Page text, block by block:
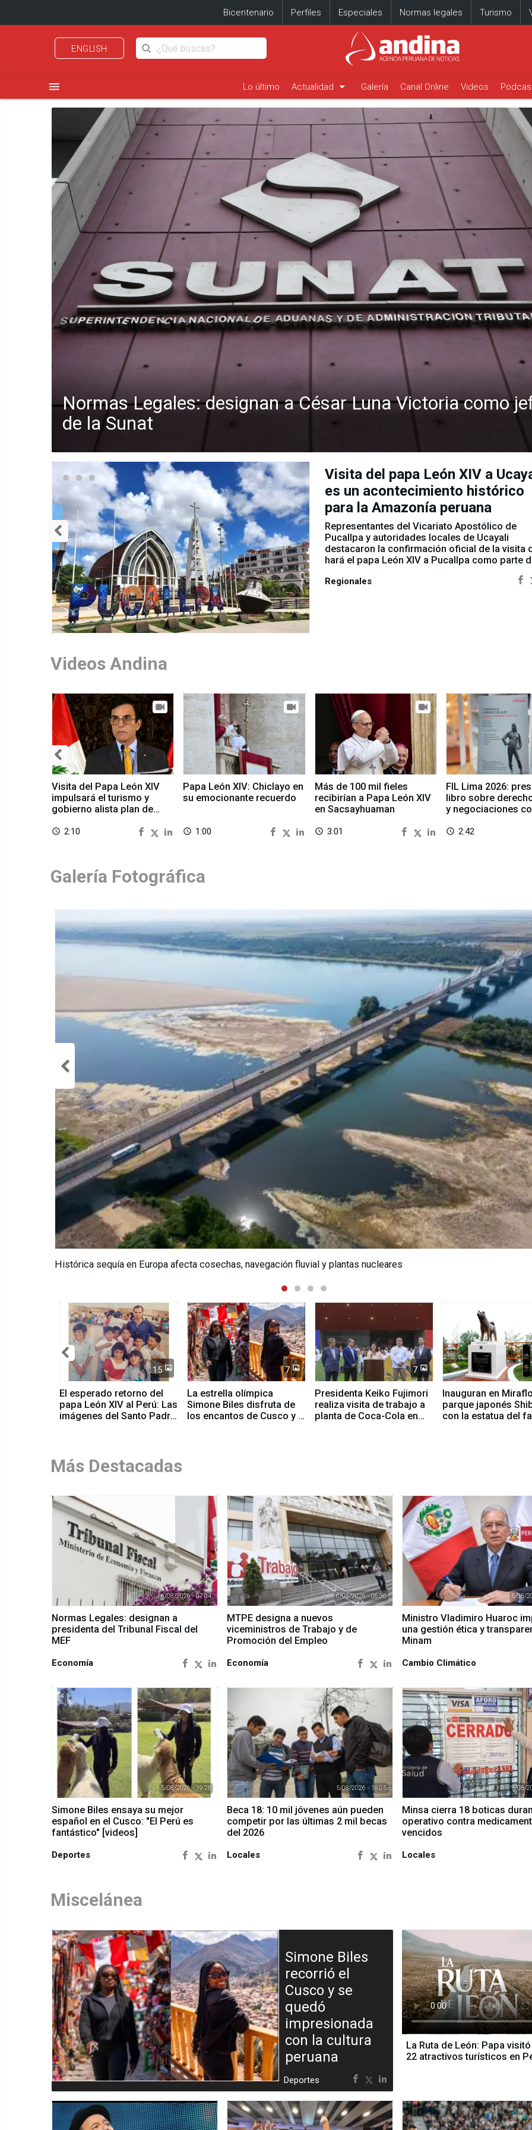
Bicentenario Perfiles Especiales Normas legales Turismo
ENGLISH
menu Lo último Actualidad arrow_drop_down Galería Canal Online Videos
Normas Legales: designan a César Luna Victoria como
de la Sunat
Estas son las normas legales
importantes del jueves 6 de
de 2026
El boletín Normas Legales del Diario Oficial El
Peruano difunde una serie de dispositivos de
interés público y de impacto para la marcha
país. Conoce a continuación cuáles son los de
Política
Videos Andina
Visita del Papa León XIV
impulsará el turismo y
gobierno alista plan de
access_time 2:10
Papa León XIV: Chiclayo en
su emocionante recuerdo
access_time 1:00
Más de 100 mil fieles
recibirían a Papa León XIV
en Sacsayhuaman
access_time 3:01
FIL Lima 2026:
libro sobre
y negociaciones
access_time 2:42
Galería Fotográfica
Gobierno de la presidenta Fujimori recupera geomallas sin uso para proteger Santa Eulalia ante Fenómeno El Niño
15
El esperado retorno del
papa León XIV al Perú: Las
imágenes del Santo Padre
7
La estrella olímpica
Simone Biles disfruta de
los encantos de Cusco y el
7
Presidenta Keiko Fujimori
realiza visita de trabajo a
planta de Coca-Cola en
Inauguran en
parque japonés
con la estatua del
Más Destacadas
6/08/2026 - 07:04
Normas Legales: designan a
presidenta del Tribunal Fiscal del
MEF
Economía
6/08/2026 - 06:36
MTPE designa a nuevos
viceministros de Trabajo y de
Promoción del Empleo
Economía
5/08/
Ministro Vladimiro Huaroc
una gestión ética y
Minam
Cambio Climático
5/08/2026 - 19:28
Simone Biles ensaya su mejor
español en el Cusco: "El Perú es
fantástico" [videos]
Deportes
5/08/2026 - 18:05
Beca 18: 10 mil jóvenes aún pueden
competir por las últimas 2 mil becas
del 2026
Locales
5/08/
Minsa cierra 18 boticas
operativo contra
vencidos
Locales
Miscelánea
Simone Biles
recorrió el
Cusco y se
quedó
impresionada
con la cultura
peruana
Deportes
La Ruta de León: Papa
22 atractivos turísticos en